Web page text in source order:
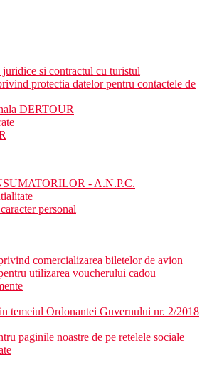
si contractul cu turistul
protectia datelor pentru contactele de
DERTOUR
- A.N.P.C.
personal
comercializarea biletelor de avion
utilizarea voucherului cadou
temeiul Ordonantei Guvernului nr. 2/2018
paginile noastre de pe retelele sociale